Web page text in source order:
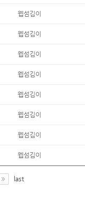
웹섬김이
웹섬김이
웹섬김이
웹섬김이
웹섬김이
웹섬김이
웹섬김이
웹섬김이
last